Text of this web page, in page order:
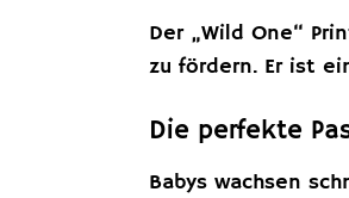
Der „Wild One“
zu fördern. Er ist
Die perfekte
Babys wachsen